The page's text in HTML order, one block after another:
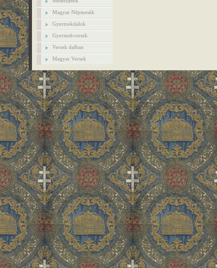
Magyar Népmesék
Gyermekdalok
Gyermekversek
Versek dalban
Magyar Versek